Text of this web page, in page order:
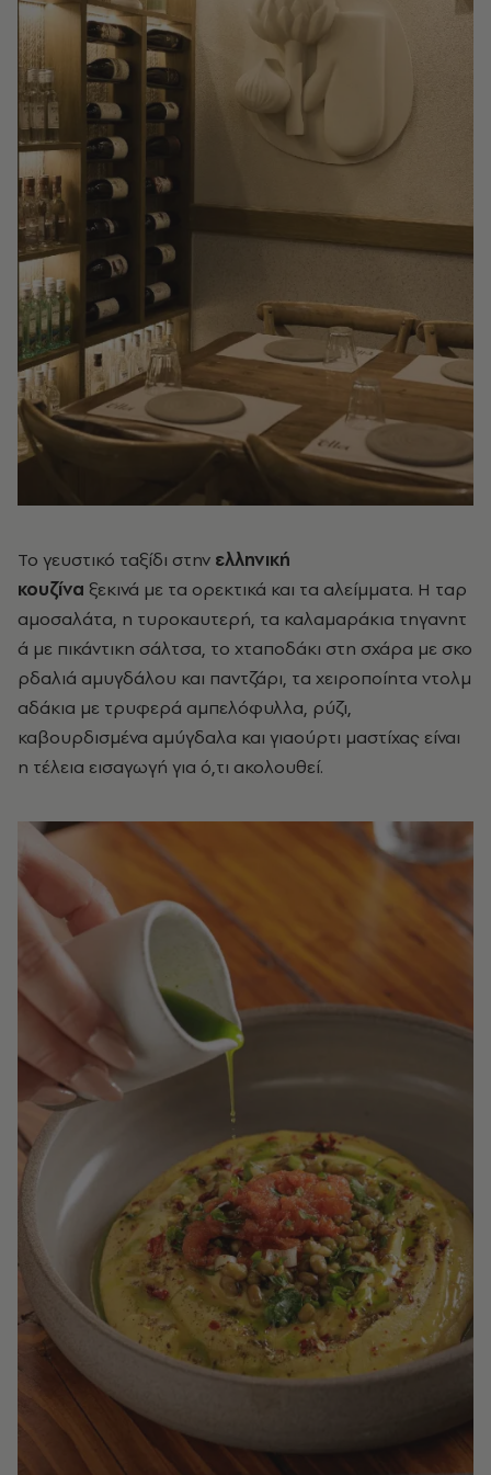
Το γευστικό ταξίδι στην ελληνική
κουζίνα ξεκινά με τα ορεκτικά και τα αλείμματα. Η ταρ
αμοσαλάτα, η τυροκαυτερή, τα καλαμαράκια τηγανητ
ά με πικάντικη σάλτσα, το χταποδάκι στη σχάρα με σκο
ρδαλιά αμυγδάλου και παντζάρι, τα χειροποίητα ντολμ
αδάκια με τρυφερά αμπελόφυλλα, ρύζι,
καβουρδισμένα αμύγδαλα και γιαούρτι μαστίχας είναι
η τέλεια εισαγωγή για ό,τι ακολουθεί.